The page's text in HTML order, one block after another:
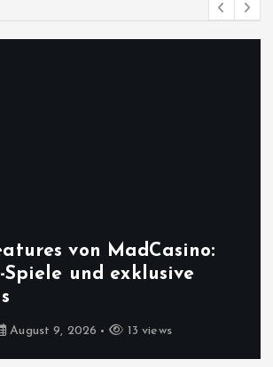
von MadCasino:
Spiele und exklusive
August 9, 2026 13 views